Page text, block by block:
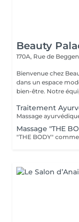
Beauty
170A, Rue de Beggen
Bienvenue chez Beauty Palace Notre
dans un espace
bien-être. Notre
Traitement
Massage "THE